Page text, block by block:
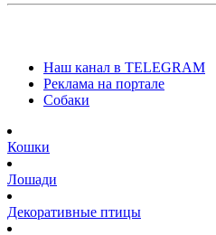
Наш канал в TELEGRAM
Реклама на портале
Собаки
Кошки
Лошади
Декоративные птицы